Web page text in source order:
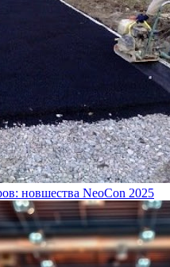
новшества NeoCon 2025